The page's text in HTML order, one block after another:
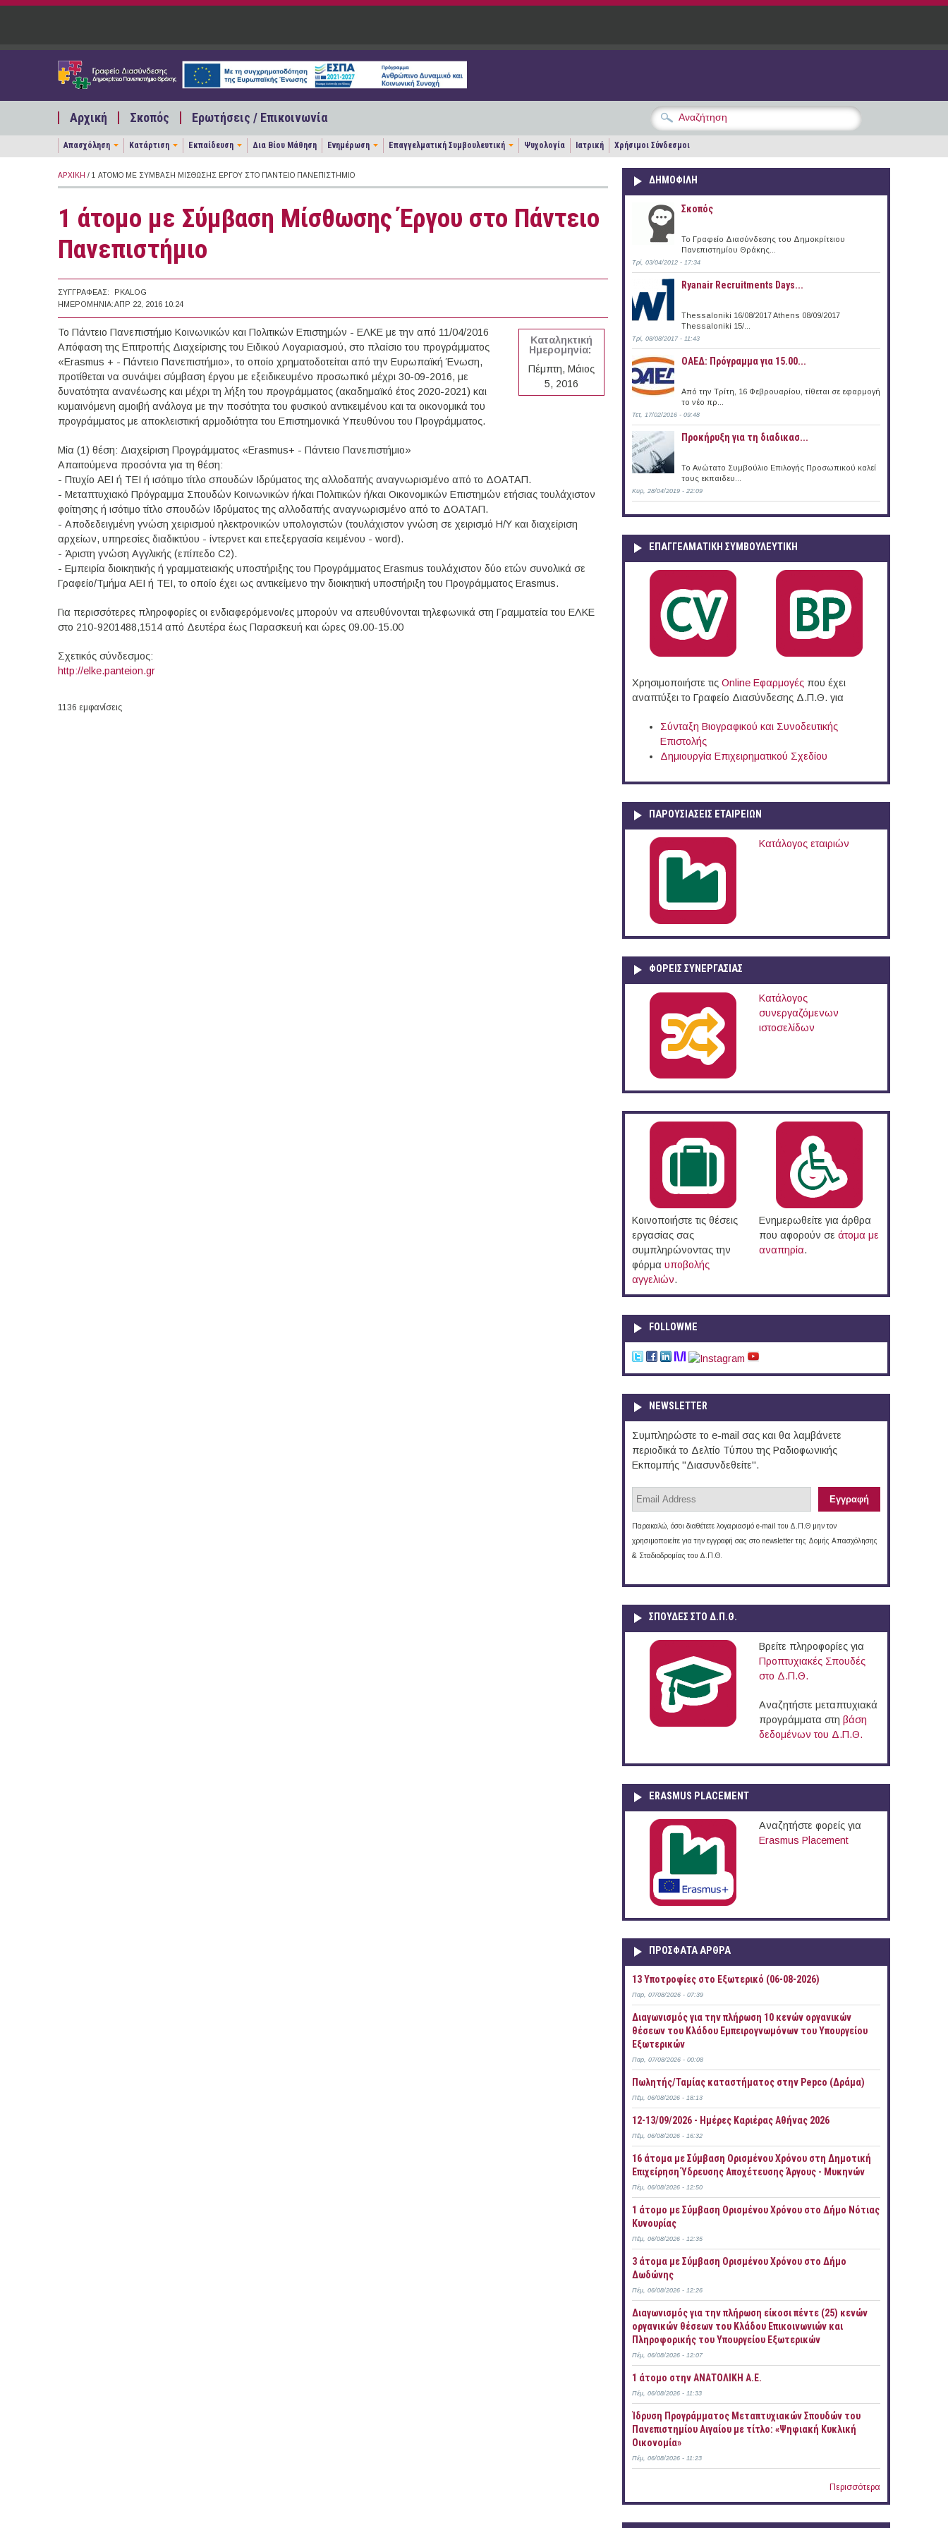
Παράκαμψη προς το κυρίως περιεχόμενο
Αρχική Σκοπός Ερωτήσεις / Επικοινωνία
Απασχόληση Κατάρτιση Εκπαίδευση Δια Βίου Μάθηση Ενημέρωση Επαγγελματική Συμβουλευτική Ψυχολογία Ιατρική Χρήσιμοι Σύνδεσμοι
ΑΡΧΙΚΉ / 1 ΆΤΟΜΟ ΜΕ ΣΎΜΒΑΣΗ ΜΊΣΘΩΣΗΣ ΈΡΓΟΥ ΣΤΟ ΠΆΝΤΕΙΟ ΠΑΝΕΠΙΣΤΉΜΙΟ
1 άτομο με Σύμβαση Μίσθωσης Έργου στο Πάντειο
Πανεπιστήμιο
ΣΥΓΓΡΑΦΈΑΣ:
PKALOG
ΗΜΕΡΟΜΗΝΊΑ:ΑΠΡ 22, 2016 10:24
Καταληκτική
Ημερομηνία:
Πέμπτη, Μάιος
5, 2016
Το Πάντειο Πανεπιστήμιο Κοινωνικών και Πολιτικών Επιστημών - ΕΛΚΕ με την από 11/04/2016
Απόφαση της Επιτροπής Διαχείρισης του Ειδικού Λογαριασμού, στο πλαίσιο του προγράμματος
«Erasmus + - Πάντειο Πανεπιστήμιο», το οποίο χρηματοδοτείται από την Ευρωπαϊκή Ένωση,
προτίθεται να συνάψει σύμβαση έργου με εξειδικευμένο προσωπικό μέχρι 30-09-2016, με
δυνατότητα ανανέωσης και μέχρι τη λήξη του προγράμματος (ακαδημαϊκό έτος 2020-2021) και
κυμαινόμενη αμοιβή ανάλογα με την ποσότητα του φυσικού αντικειμένου και τα οικονομικά του
προγράμματος με αποκλειστική αρμοδιότητα του Επιστημονικά Υπευθύνου του Προγράμματος.
Μία (1) θέση: Διαχείριση Προγράμματος «Erasmus+ - Πάντειο Πανεπιστήμιο»
Απαιτούμενα προσόντα για τη θέση:
- Πτυχίο ΑΕΙ ή ΤΕΙ ή ισότιμο τίτλο σπουδών Ιδρύματος της αλλοδαπής αναγνωρισμένο από το ΔΟΑΤΑΠ.
- Μεταπτυχιακό Πρόγραμμα Σπουδών Κοινωνικών ή/και Πολιτικών ή/και Οικονομικών Επιστημών ετήσιας τουλάχιστον
φοίτησης ή ισότιμο τίτλο σπουδών Ιδρύματος της αλλοδαπής αναγνωρισμένο από το ΔΟΑΤΑΠ.
- Αποδεδειγμένη γνώση χειρισμού ηλεκτρονικών υπολογιστών (τουλάχιστον γνώση σε χειρισμό Η/Υ και διαχείριση
αρχείων, υπηρεσίες διαδικτύου - ίντερνετ και επεξεργασία κειμένου - word).
- Άριστη γνώση Αγγλικής (επίπεδο C2).
- Εμπειρία διοικητικής ή γραμματειακής υποστήριξης του Προγράμματος Erasmus τουλάχιστον δύο ετών συνολικά σε
Γραφείο/Τμήμα ΑΕΙ ή ΤΕΙ, το οποίο έχει ως αντικείμενο την διοικητική υποστήριξη του Προγράμματος Erasmus.
Για περισσότερες πληροφορίες οι ενδιαφερόμενοι/ες μπορούν να απευθύνονται τηλεφωνικά στη Γραμματεία του ΕΛΚΕ
στο 210-9201488,1514 από Δευτέρα έως Παρασκευή και ώρες 09.00-15.00
Σχετικός σύνδεσμος:
http://elke.panteion.gr
1136 εμφανίσεις
ΔΗΜΟΦΙΛΗ
Σκοπός
Το Γραφείο Διασύνδεσης του Δημοκρίτειου
Πανεπιστημίου Θράκης...
Τρί, 03/04/2012 - 17:34
Ryanair Recruitments Days...
Thessaloniki 16/08/2017 Athens 08/09/2017
Thessaloniki 15/...
Τρί, 08/08/2017 - 11:43
ΟΑΕΔ: Πρόγραμμα για 15.00...
Από την Τρίτη, 16 Φεβρουαρίου, τίθεται σε εφαρμογή
το νέο πρ...
Τετ, 17/02/2016 - 09:48
Προκήρυξη για τη διαδικασ...
Το Ανώτατο Συμβούλιο Επιλογής Προσωπικού καλεί
τους εκπαιδευ...
Κυρ, 28/04/2019 - 22:09
ΕΠΑΓΓΕΛΜΑΤΙΚΉ ΣΥΜΒΟΥΛΕΥΤΙΚΉ
Χρησιμοποιήστε τις Online Eφαρμογές που έχει
αναπτύξει το Γραφείο Διασύνδεσης Δ.Π.Θ. για
Σύνταξη Βιογραφικού και Συνοδευτικής
Επιστολής
Δημιουργία Επιχειρηματικού Σχεδίου
ΠΑΡΟΥΣΙΆΣΕΙΣ ΕΤΑΙΡΕΙΏΝ
Κατάλογος εταιριών
ΦΟΡΕΙΣ ΣΥΝΕΡΓΑΣΙΑΣ
Κατάλογος
συνεργαζόμενων
ιστοσελίδων
Κοινοποιήστε τις θέσεις
εργασίας σας
συμπληρώνοντας την
φόρμα υποβολής
αγγελιών.
Ενημερωθείτε για άρθρα
που αφορούν σε άτομα με
αναπηρία.
FOLLOWME
NEWSLETTER
Συμπληρώστε το e-mail σας και θα λαμβάνετε
περιοδικά το Δελτίο Τύπου της Ραδιοφωνικής
Εκπομπής "Διασυνδεθείτε".
Παρακαλώ, όσοι διαθέτετε λογαριασμό e-mail του Δ.Π.Θ μην τον
χρησιμοποιείτε για την εγγραφή σας στο newsletter της Δομής Απασχόλησης
& Σταδιοδρομίας του Δ.Π.Θ.
ΣΠΟΥΔΈΣ ΣΤΟ Δ.Π.Θ.
Βρείτε πληροφορίες για
Προπτυχιακές Σπουδές
στο Δ.Π.Θ.
Αναζητήστε μεταπτυχιακά
προγράμματα στη βάση
δεδομένων του Δ.Π.Θ.
ERASMUS PLACEMENT
Αναζητήστε φορείς για
Erasmus Placement
ΠΡOΣΦΑΤΑ AΡΘΡΑ
13 Υποτροφίες στο Εξωτερικό (06-08-2026)
Παρ, 07/08/2026 - 07:39
Διαγωνισμός για την πλήρωση 10 κενών οργανικών
θέσεων του Κλάδου Εμπειρογνωμόνων του Υπουργείου
Εξωτερικών
Παρ, 07/08/2026 - 00:08
Πωλητής/Ταμίας καταστήματος στην Pepco (Δράμα)
Πέμ, 06/08/2026 - 18:13
12-13/09/2026 - Ημέρες Καριέρας Αθήνας 2026
Πέμ, 06/08/2026 - 16:32
16 άτομα με Σύμβαση Ορισμένου Χρόνου στη Δημοτική
Επιχείρηση Ύδρευσης Αποχέτευσης Άργους - Μυκηνών
Πέμ, 06/08/2026 - 12:50
1 άτομο με Σύμβαση Ορισμένου Χρόνου στο Δήμο Νότιας
Κυνουρίας
Πέμ, 06/08/2026 - 12:35
3 άτομα με Σύμβαση Ορισμένου Χρόνου στο Δήμο
Δωδώνης
Πέμ, 06/08/2026 - 12:26
Διαγωνισμός για την πλήρωση είκοσι πέντε (25) κενών
οργανικών θέσεων του Κλάδου Επικοινωνιών και
Πληροφορικής του Υπουργείου Εξωτερικών
Πέμ, 06/08/2026 - 12:07
1 άτομο στην ΑΝΑΤΟΛΙΚΗ Α.Ε.
Πέμ, 06/08/2026 - 11:33
Ίδρυση Προγράμματος Μεταπτυχιακών Σπουδών του
Πανεπιστημίου Αιγαίου με τίτλο: «Ψηφιακή Κυκλική
Οικονομία»
Πέμ, 06/08/2026 - 11:23
Περισσότερα